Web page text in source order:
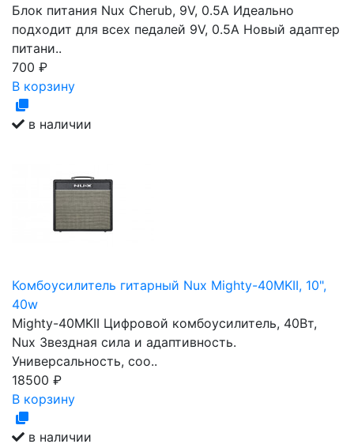
Блок питания Nux Cherub, 9V, 0.5A Идеально
подходит для всех педалей 9V, 0.5A Новый адаптер
питани..
700 ₽
В корзину
в наличии
Комбоусилитель гитарный Nux Mighty-40MKII, 10",
40w
Mighty-40MKII Цифровой комбоусилитель, 40Вт,
Nux Звездная сила и адаптивность.
Универсальность, соо..
18500 ₽
В корзину
в наличии